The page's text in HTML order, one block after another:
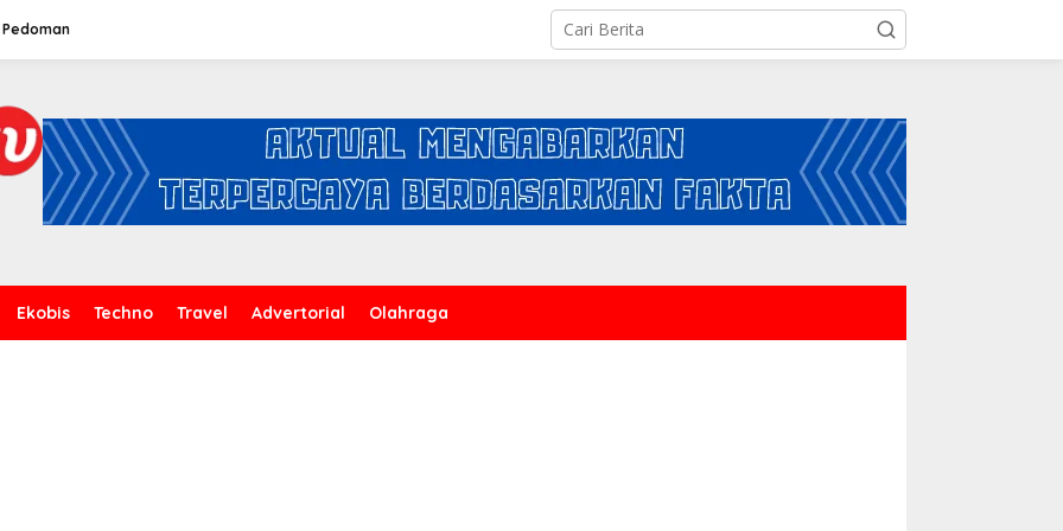
Pedoman
Ekobis Techno Travel Advertorial Olahraga